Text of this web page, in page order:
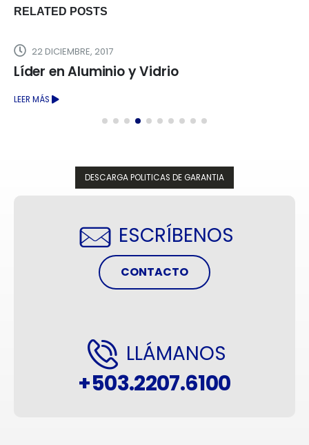
RELATED POSTS
22 DICIEMBRE, 2017
Líder en Aluminio y Vidrio
LEER MÁS
DESCARGA POLITICAS DE GARANTIA
ESCRÍBENOS
CONTACTO
LLÁMANOS
+503.2207.6100